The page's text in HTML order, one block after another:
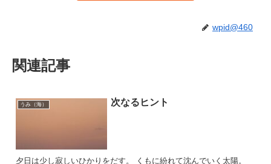
wpid@460
関連記事
うみ（海） 次なるヒント
夕日は少し寂しいひかりをだす。 くもに紛れて沈んでいく太陽。